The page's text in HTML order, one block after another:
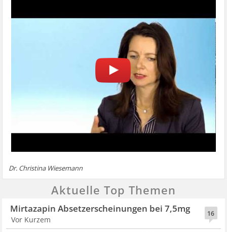
Dr. Christina Wiesemann
Aktuelle Top Themen
16
Mirtazapin Absetzerscheinungen bei 7,5mg
Vor Kurzem